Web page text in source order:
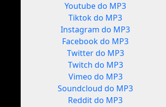
Youtube do MP3
Tiktok do MP3
Instagram do MP3
Facebook do MP3
Twitter do MP3
Twitch do MP3
Vimeo do MP3
Soundcloud do MP3
Reddit do MP3